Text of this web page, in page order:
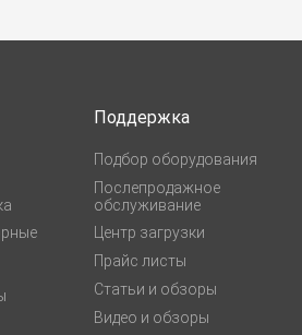
Поддержка
Подбор оборудования
Послепродажное
обслуживание
Центр загрузки
Прайс листы
Статьи и обзоры
Видео и обзоры